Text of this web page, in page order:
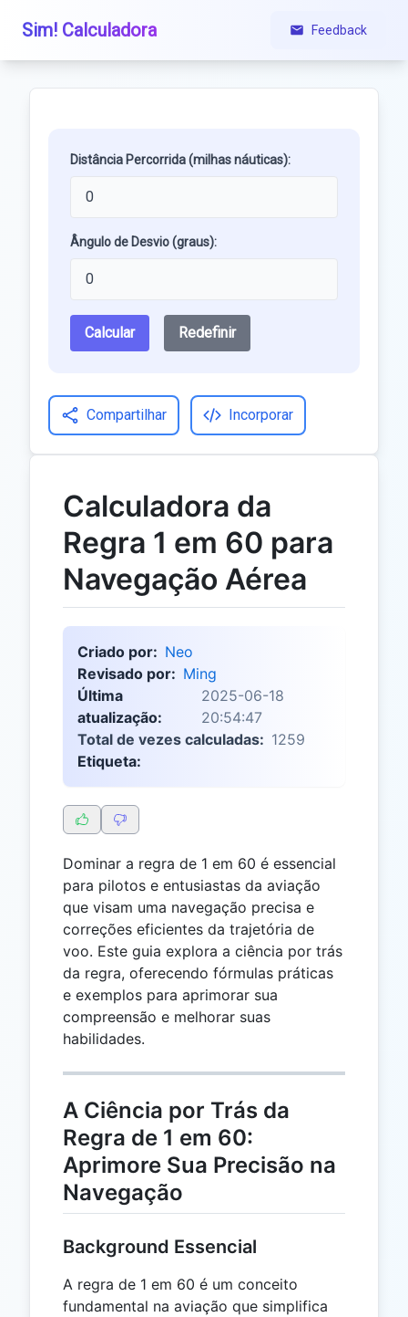
Sim! Calculadora Feedback
Distância Percorrida (milhas náuticas):
Ângulo de Desvio (graus):
Calcular Redefinir
Compartilhar Incorporar
Calculadora da
Regra 1 em 60 para
Navegação Aérea
Criado por: Neo
Revisado por: Ming
Última
atualização:
2025-06-18
20:54:47
Total de vezes calculadas: 1259
Etiqueta:
Dominar a regra de 1 em 60 é essencial
para pilotos e entusiastas da aviação
que visam uma navegação precisa e
correções eficientes da trajetória de
voo. Este guia explora a ciência por trás
da regra, oferecendo fórmulas práticas
e exemplos para aprimorar sua
compreensão e melhorar suas
habilidades.
A Ciência por Trás da
Regra de 1 em 60:
Aprimore Sua Precisão na
Navegação
Background Essencial
A regra de 1 em 60 é um conceito
fundamental na aviação que simplifica